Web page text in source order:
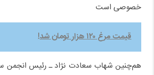
خصوصی است
قیمت مرغ ۱۲۰ هزار تومان شد!
هم‌چنین شهاب سعادت نژاد ـ رئیس انجمن